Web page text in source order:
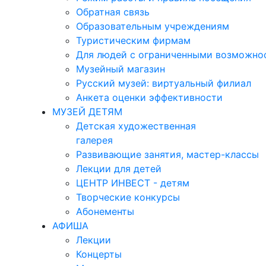
Обратная связь
Образовательным учреждениям
Туристическим фирмам
Для людей с ограниченными
Музейный магазин
Русский музей: виртуальный филиал
Анкета оценки эффективности
МУЗЕЙ ДЕТЯМ
Детская художественная
галерея
Развивающие занятия, мастер-классы
Лекции для детей
ЦЕНТР ИНВЕСТ - детям
Творческие конкурсы
Абонементы
АФИША
Лекции
Концерты